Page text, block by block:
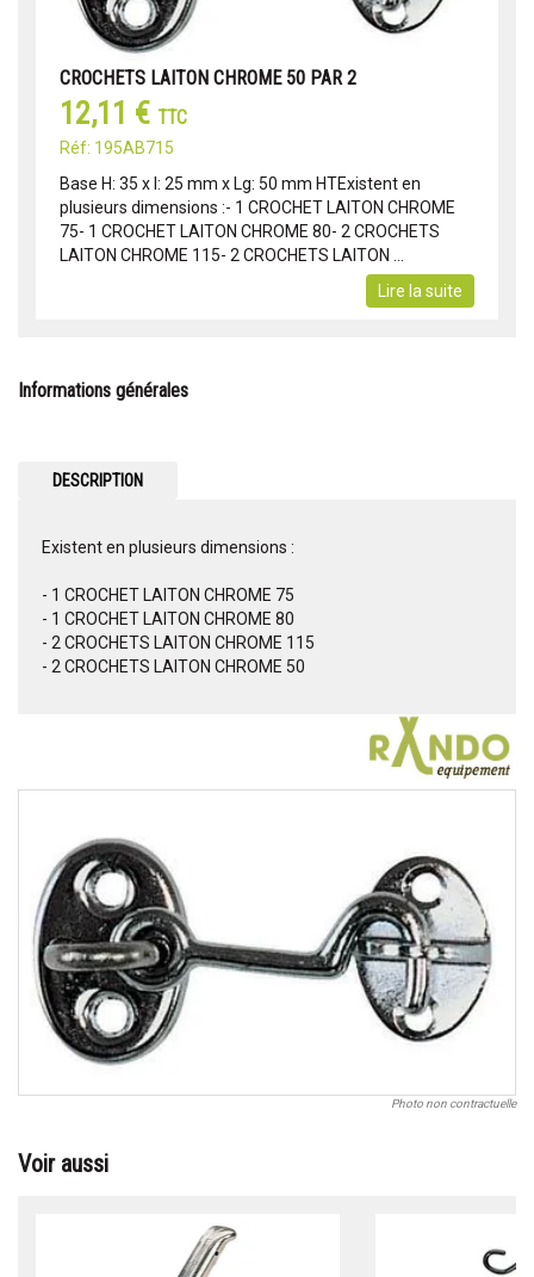
CROCHETS LAITON CHROME 50 PAR 2
12,11 € TTC
Réf: 195AB715
Base H: 35 x l: 25 mm x Lg: 50 mm HTExistent en
plusieurs dimensions :- 1 CROCHET LAITON CHROME
75- 1 CROCHET LAITON CHROME 80- 2 CROCHETS
LAITON CHROME 115- 2 CROCHETS LAITON ...
Lire la suite
Informations générales
DESCRIPTION
Existent en plusieurs dimensions :
- 1 CROCHET LAITON CHROME 75
- 1 CROCHET LAITON CHROME 80
- 2 CROCHETS LAITON CHROME 115
- 2 CROCHETS LAITON CHROME 50
Photo non contractuelle
Voir aussi